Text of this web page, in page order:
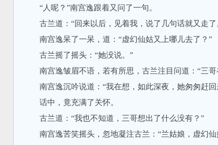
“人呢？”南宫逸跟着又问了一句。
古兰道：“回来以后，见着我，说了几句话就又走了
南宫逸呆了一呆，道：“虚幻仙姑又上哪儿去了？”
古兰摇了摇头：“她没说。”
南宫逸皱眉不语，若有所思，古兰注目问道：“三哥
南宫逸沉吟说道：“我在想，如此深夜，她匆匆赶回
话中，竟充满了关怀。
古兰道：“我也不知道，三哥想出了什么没有？”
南宫逸苦笑摇头，忽地凝注古兰：“兰姑娘，虚幻仙